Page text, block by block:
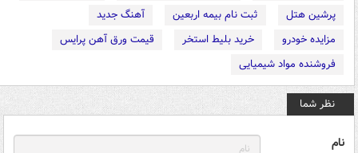
پرشین هتل
ثبت نام بیمه اربعین
آهنگ جدید
مزایده خودرو
خرید بلیط استخر
قیمت ورق آهن پرایس
فروشنده مواد شیمیایی
نظر شما
نام